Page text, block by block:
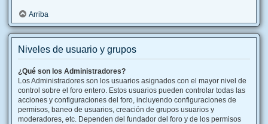
Arriba
Niveles de usuario y grupos
¿Qué son los Administradores?
Los Administradores son los usuarios asignados con el mayor nivel de
control sobre el foro entero. Estos usuarios pueden controlar todas las
acciones y configuraciones del foro, incluyendo configuraciones de
permisos, baneo de usuarios, creación de grupos usuarios y
moderadores, etc. Dependen del fundador del foro y de los permisos